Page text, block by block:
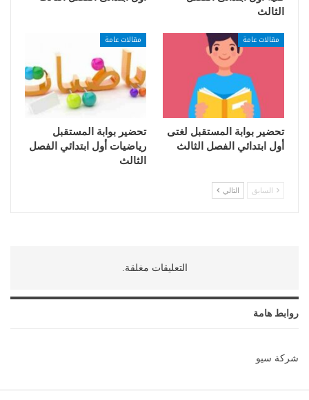
الثالث
مقالات عامة
تحضير بوابة المستقبل لغتى
أول ابتدائي الفصل الثالث
مقالات عامة
تحضير بوابة المستقبل
رياضيات أول ابتدائي الفصل
الثالث
السابق التالي
التعليقات مغلقة.
روابط هامة
شركة سيو